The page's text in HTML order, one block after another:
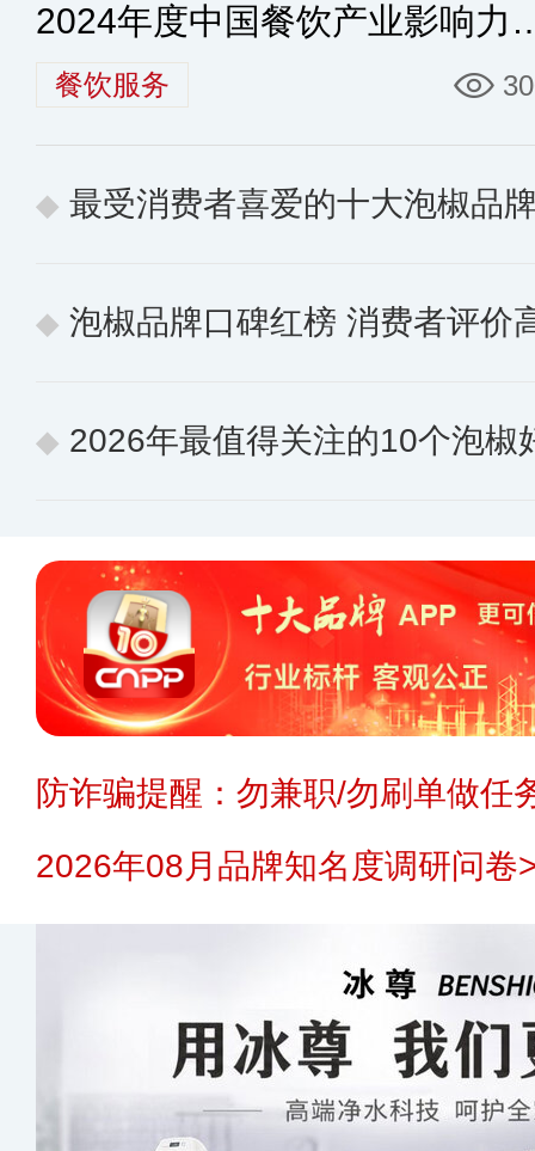
2024年度中国餐饮产业影响力
业100家名单
餐饮服务
最受消费者喜爱的十大泡椒品
泡椒品牌口碑红榜 消费者评价
2026年最值得关注的10个泡椒
防诈骗提醒：勿兼职/勿刷单做任
2026年08月品牌知名度调研问卷